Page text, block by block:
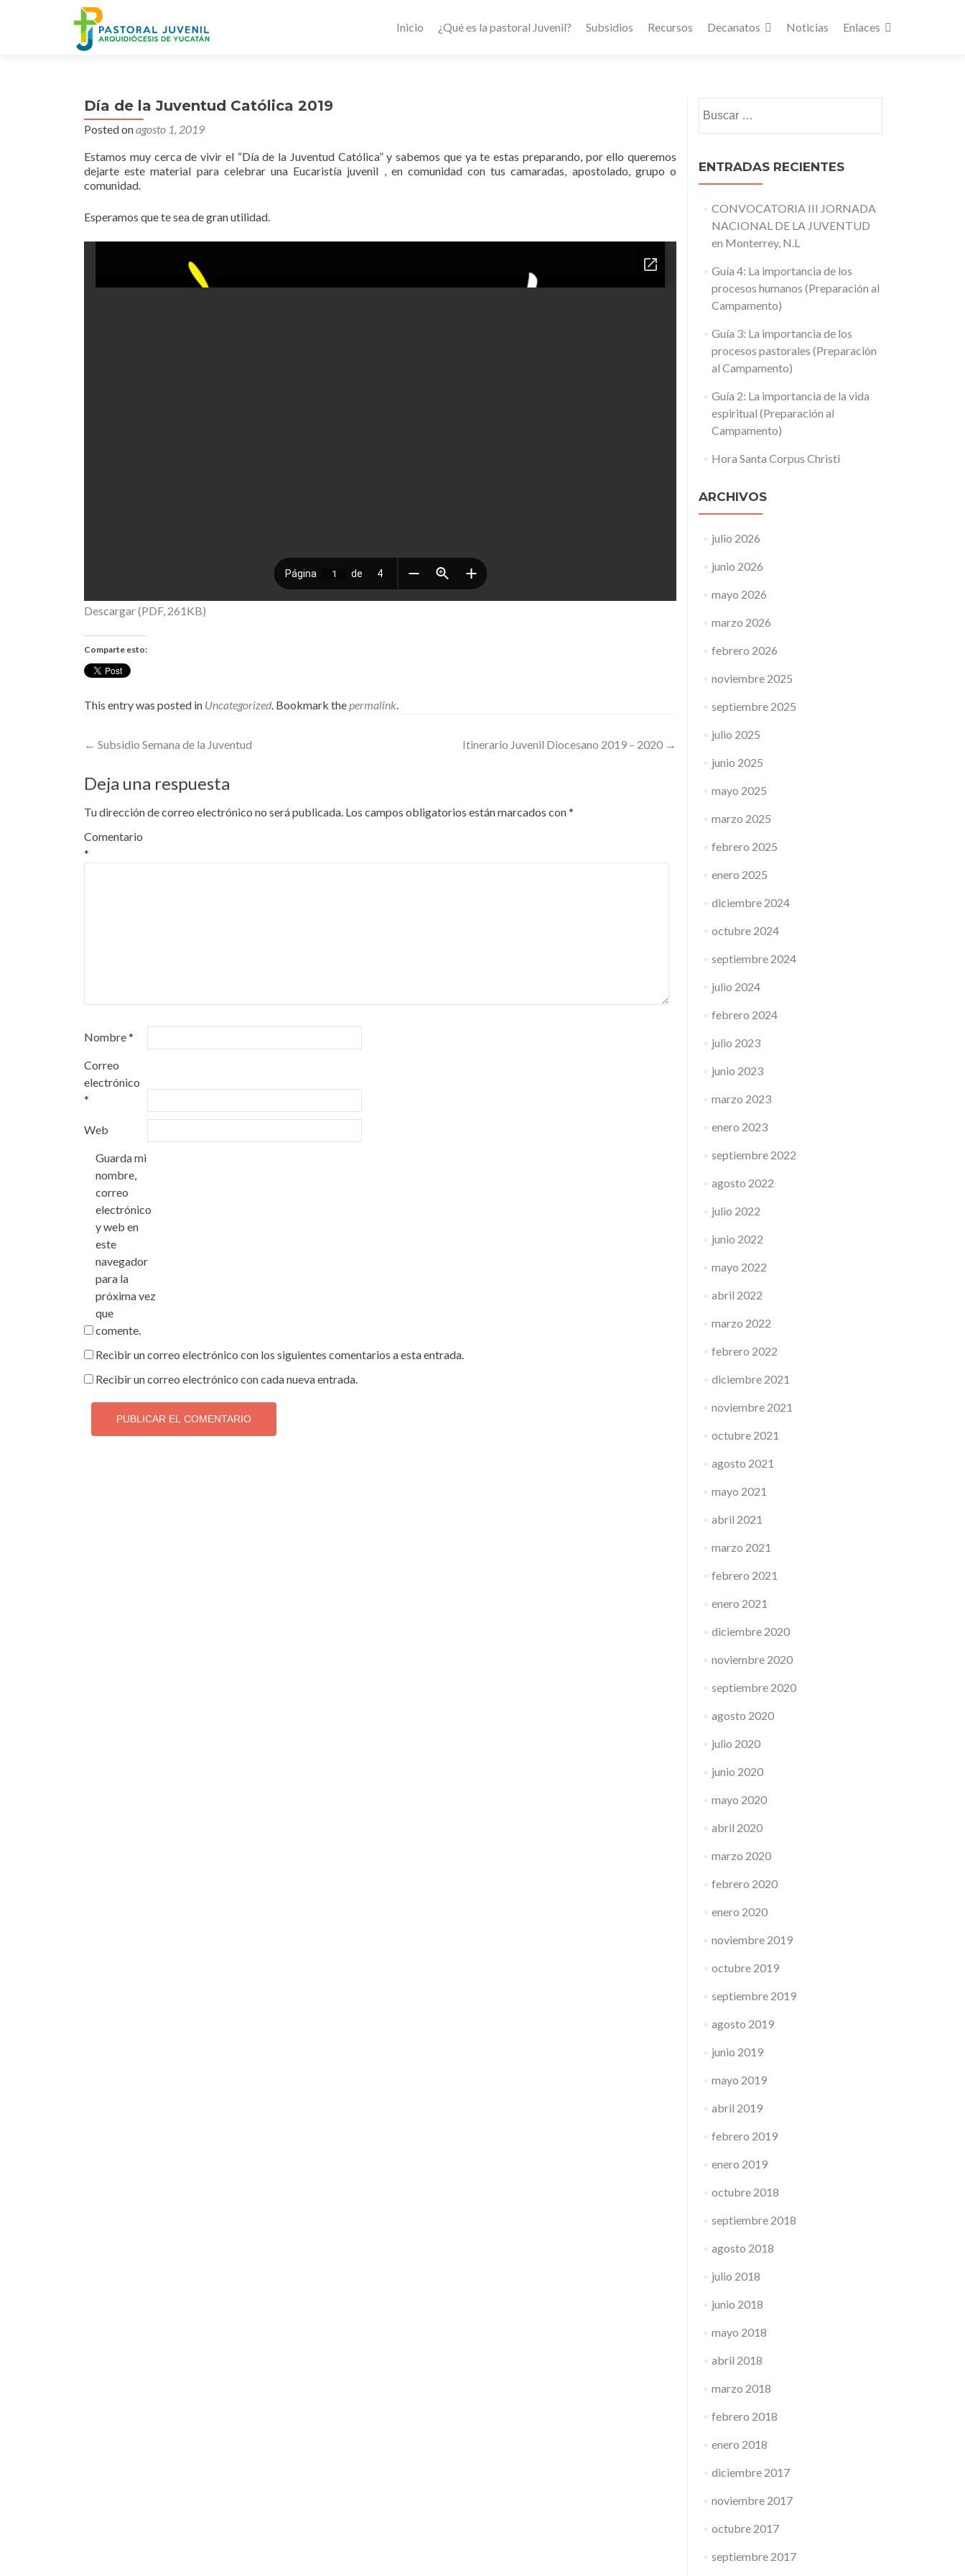
Inicio ¿Qué es la pastoral Juvenil? Subsidios Recursos Decanatos Noticias Enlaces
Día de la Juventud Católica 2019
Posted onagosto 1, 2019
Estamos muy cerca de vivir el “Día de la Juventud Católica” y sabemos que ya te estas preparando, por ello queremos
dejarte este material para celebrar una Eucaristía juvenil , en comunidad con tus camaradas, apostolado, grupo o
comunidad.
Esperamos que te sea de gran utilidad.
Descargar (PDF, 261KB)
Comparte esto:
This entry was posted in Uncategorized. Bookmark thepermalink.
Post
navigation
← Subsidio Semana de la Juventud Itinerario Juvenil Diocesano 2019 – 2020 →
Deja una respuesta
Tu dirección de correo electrónico no será publicada. Los campos obligatorios están marcados con*
Comentario
*
Nombre*
Correo
electrónico
*
Web
Guarda mi
nombre,
correo
electrónico
y web en
este
navegador
para la
próxima vez
que
comente.
Recibir un correo electrónico con los siguientes comentarios a esta entrada.
Recibir un correo electrónico con cada nueva entrada.
ENTRADAS RECIENTES
CONVOCATORIA III JORNADA
NACIONAL DE LA JUVENTUD
en Monterrey, N.L
Guía 4: La importancia de los
procesos humanos (Preparación al
Campamento)
Guía 3: La importancia de los
procesos pastorales (Preparación
al Campamento)
Guía 2: La importancia de la vida
espiritual (Preparación al
Campamento)
Hora Santa Corpus Christi
ARCHIVOS
julio 2026
junio 2026
mayo 2026
marzo 2026
febrero 2026
noviembre 2025
septiembre 2025
julio 2025
junio 2025
mayo 2025
marzo 2025
febrero 2025
enero 2025
diciembre 2024
octubre 2024
septiembre 2024
julio 2024
febrero 2024
julio 2023
junio 2023
marzo 2023
enero 2023
septiembre 2022
agosto 2022
julio 2022
junio 2022
mayo 2022
abril 2022
marzo 2022
febrero 2022
diciembre 2021
noviembre 2021
octubre 2021
agosto 2021
mayo 2021
abril 2021
marzo 2021
febrero 2021
enero 2021
diciembre 2020
noviembre 2020
septiembre 2020
agosto 2020
julio 2020
junio 2020
mayo 2020
abril 2020
marzo 2020
febrero 2020
enero 2020
noviembre 2019
octubre 2019
septiembre 2019
agosto 2019
junio 2019
mayo 2019
abril 2019
febrero 2019
enero 2019
octubre 2018
septiembre 2018
agosto 2018
julio 2018
junio 2018
mayo 2018
abril 2018
marzo 2018
febrero 2018
enero 2018
diciembre 2017
noviembre 2017
octubre 2017
septiembre 2017